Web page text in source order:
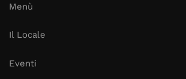
Menù
Il Locale
Eventi